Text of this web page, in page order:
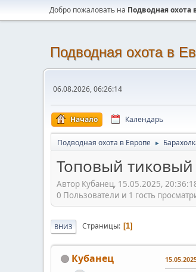
Добро пожаловать на Подводная охота
Подводная охота в
06.08.2026, 06:26:14
Начало Календарь
Подводная охота в Европе ►
Топовый тиковый
Автор Кубанец, 15.05.2025,
0 Пользователи и 1 гость
ВНИЗ Страницы 1
Кубанец